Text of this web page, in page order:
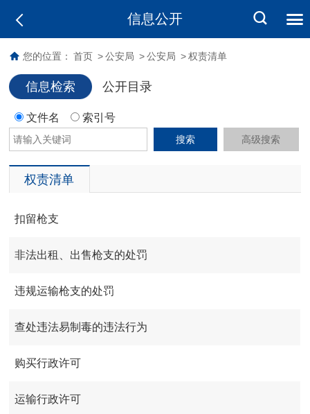
信息公开
您的位置： 首页 > 公安局 > 公安局 > 权责清单
信息检索 公开目录
文件名 索引号
搜索 高级搜索
权责清单
扣留枪支
非法出租、出售枪支的处罚
违规运输枪支的处罚
查处违法易制毒的违法行为
购买行政许可
运输行政许可